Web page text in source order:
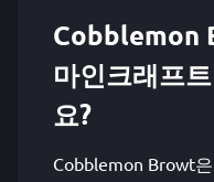
Cobblemon
마인크래프
요?
Cobblemon Browt